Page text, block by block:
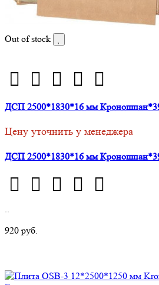
Out of stock
ДСП 2500*1830*16 мм
Цену уточнить у менеджера
ДСП 2500*1830*16 мм
..
920 руб.